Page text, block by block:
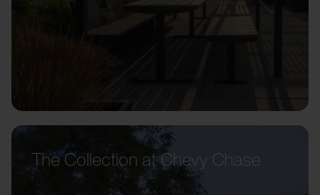
The Collection at Chevy Chase